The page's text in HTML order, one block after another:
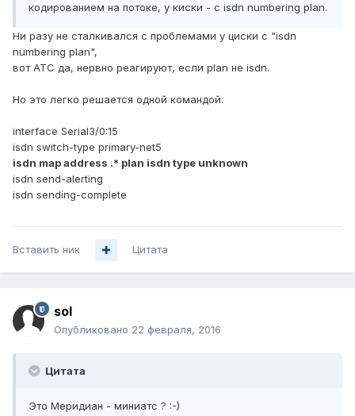
кодированием на потоке, у киски - с isdn numbering plan.
Ни разу не сталкивался с проблемами у циски с "isdn
numbering plan",
вот АТС да, нервно реагируют, если plan не isdn.
Но это легко решается одной командой:
interface Serial3/0:15
isdn switch-type primary-net5
isdn map address .* plan isdn type unknown
isdn send-alerting
isdn sending-complete
Вставить ник Цитата
sol
Опубликовано 22 февраля, 2016
Цитата
Это Меридиан - миниатс ? :-)